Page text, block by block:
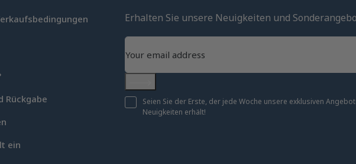
Rückgabe
ein
Erhalten Sie unsere Neuigkeiten und
Abonnieren
Seien Sie der Erste, der jede Woche unsere exklusiven
Neuigkeiten erhält!